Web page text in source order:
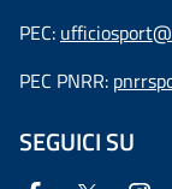
PEC:
PEC PNRR:
SEGUICI SU